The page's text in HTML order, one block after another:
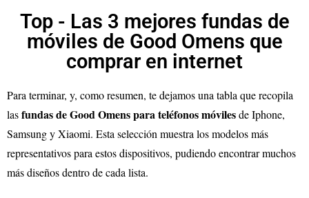
Top - Las 3 mejores fundas de
móviles de Good Omens que
comprar en internet
Para terminar, y, como resumen, te dejamos una tabla que recopila
lasfundas de Good Omens para teléfonos móvilesde Iphone,
Samsung y Xiaomi. Esta selección muestra los modelos más
representativos para estos dispositivos, pudiendo encontrar muchos
más diseños dentro de cada lista.